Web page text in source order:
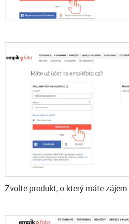
Zvolte produkt, o který máte zájem.